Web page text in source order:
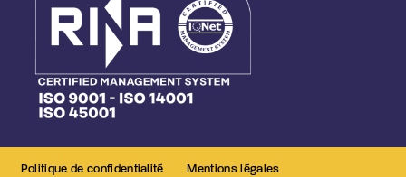
Politique de confidentialité Mentions légales